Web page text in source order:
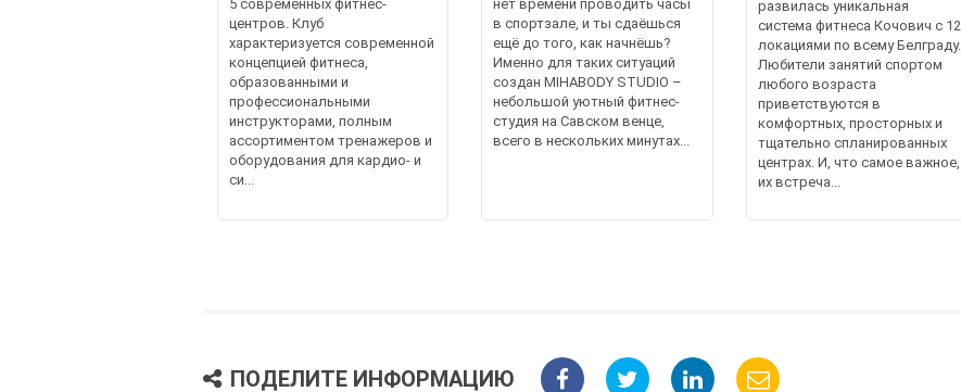
5 современных фитнес-
центров. Клуб
характеризуется современной
концепцией фитнеса,
образованными и
профессиональными
инструкторами, полным
ассортиментом тренажеров и
оборудования для кардио- и
си...
нет времени проводить часы
в спортзале, и ты сдаёшься
ещё до того, как начнёшь?
Именно для таких ситуаций
создан MIHABODY STUDIO –
небольшой уютный фитнес-
студия на Савском венце,
всего в нескольких минутах...
развилась уникальная
система фитнеса Кочович с 12
локациями по всему Белграду.
Любители занятий спортом
любого возраста
приветствуются в
комфортных, просторных и
тщательно спланированных
центрах. И, что самое важное,
их встреча...
ПОДЕЛИТЕ ИНФОРМАЦИЮ